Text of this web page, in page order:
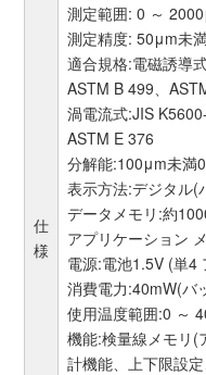
仕
様
測定範囲: 0 ～
測定精度: 50μm未
適合規格:電磁誘導
ASTM B 499、
渦電流式:JIS
ASTM E 376
分解能:100μm未
表示方法:デジタル(
データメモリ:約
アプリケーション
電源:電池1.5V (単4
消費電力:40mW(バ
使用温度範囲:0 ～
機能:検量線メモリ(
計機能、上下限設